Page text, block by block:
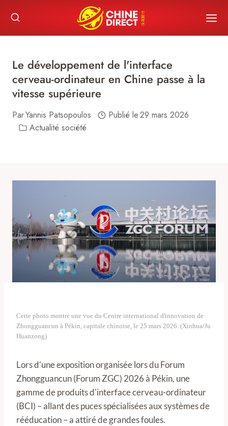
content
Le développement de l'interface
cerveau-ordinateur en Chine passe à la
vitesse supérieure
ParYannis Patsopoulos Publié le29 mars 2026
Actualité société
Cette photo montre une vue du Centre international d'innovation de
Zhongguancun à Pékin, capitale chinoise, le 25 mars 2026. (Xinhua/Ju
Huanzong)
Lors d'une exposition organisée lors du Forum
Zhongguancun (Forum ZGC) 2026 à Pékin, une
gamme de produits d'interface cerveau-ordinateur
(BCI) – allant des puces spécialisées aux systèmes de
rééducation – a attiré de grandes foules.